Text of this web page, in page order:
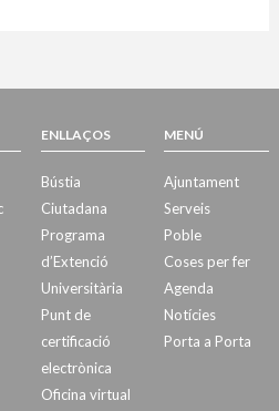
ENLLAÇOS
Bústia
Ciutadana
Programa
d’Extenció
Universitària
Punt de
certificació
electrònica
Oficina virtual
MENÚ
Ajuntament
Serveis
Poble
Coses per fer
Agenda
Notícies
Porta a Porta